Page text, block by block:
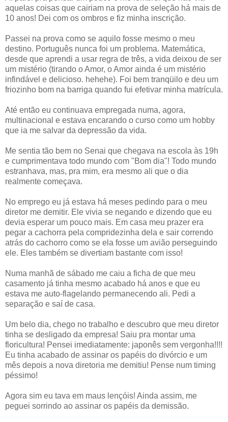
aquelas coisas que cairiam na prova de seleção há mais de
10 anos! Dei com os ombros e fiz minha inscrição.
Passei na prova como se aquilo fosse mesmo o meu
destino. Português nunca foi um problema. Matemática,
desde que aprendi a usar regra de três, a vida deixou de ser
um mistério (tirando o Amor, o Amor ainda é um mistério
infindável e delicioso. hehehe). Foi bem tranqüilo e deu um
friozinho bom na barriga quando fui efetivar minha matrícula.
Até então eu continuava empregada numa, agora,
multinacional e estava encarando o curso como um hobby
que ia me salvar da depressão da vida.
Me sentia tão bem no Senai que chegava na escola às 19h
e cumprimentava todo mundo com "Bom dia"! Todo mundo
estranhava, mas, pra mim, era mesmo ali que o dia
realmente começava.
No emprego eu já estava há meses pedindo para o meu
diretor me demitir. Ele vivia se negando e dizendo que eu
devia esperar um pouco mais. Em casa meu prazer era
pegar a cachorra pela compridezinha dela e sair correndo
atrás do cachorro como se ela fosse um avião perseguindo
ele. Eles também se divertiam bastante com isso!
Numa manhã de sábado me caiu a ficha de que meu
casamento já tinha mesmo acabado há anos e que eu
estava me auto-flagelando permanecendo ali. Pedi a
separação e saí de casa.
Um belo dia, chego no trabalho e descubro que meu diretor
tinha se desligado da empresa! Saiu pra montar uma
floricultura! Pensei imediatamente: japonês sem vergonha!!!!
Eu tinha acabado de assinar os papéis do divórcio e um
mês depois a nova diretoria me demitiu! Pense num timing
péssimo!
Agora sim eu tava em maus lençóis! Ainda assim, me
peguei sorrindo ao assinar os papéis da demissão.